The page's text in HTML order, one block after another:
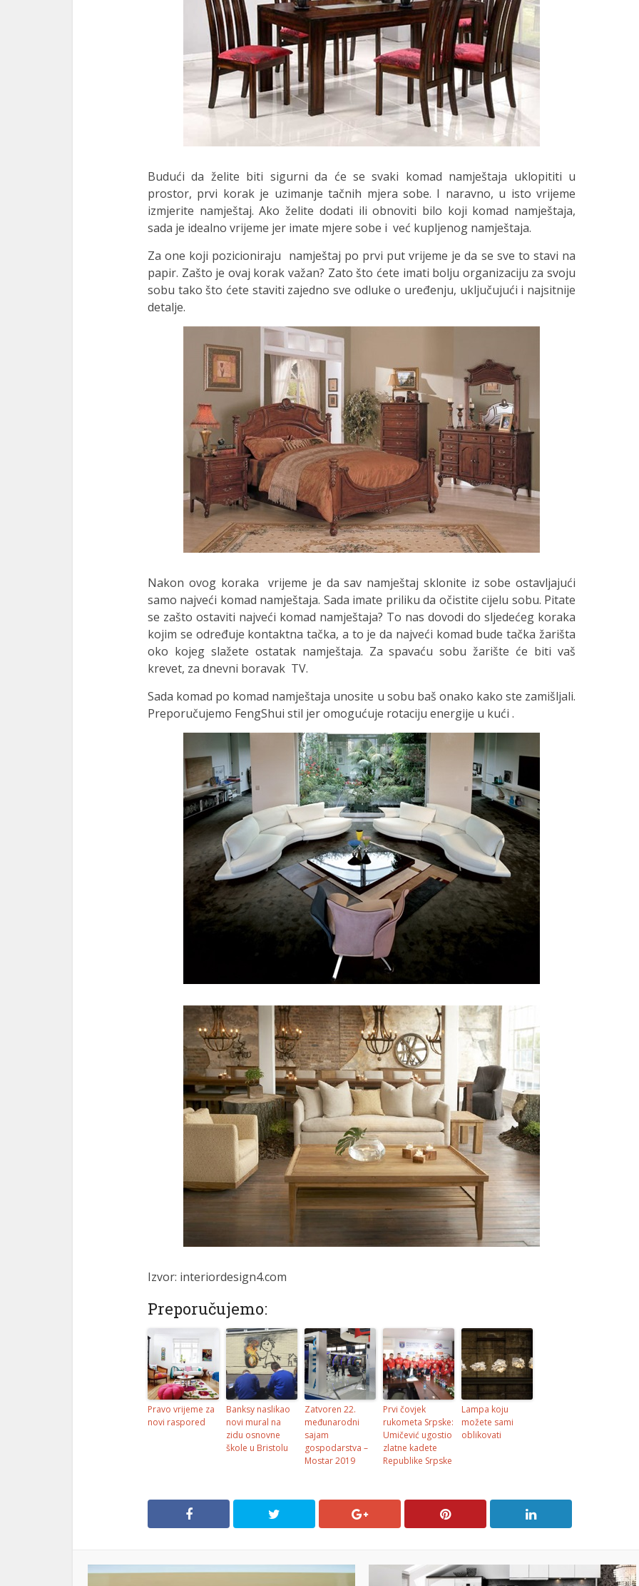
Budući da želite biti sigurni da će se svaki komad namještaja uklopititi u
prostor, prvi korak je uzimanje tačnih mjera sobe. I naravno, u isto vrijeme
izmjerite namještaj. Ako želite dodati ili obnoviti bilo koji komad namještaja,
sada je idealno vrijeme jer imate mjere sobe i već kupljenog namještaja.
Za one koji pozicioniraju ​​namještaj po prvi put vrijeme je da se sve to stavi na
papir. Zašto je ovaj korak važan? Zato što ćete imati bolju organizaciju za svoju
sobu tako što ćete staviti zajedno sve odluke o uređenju, uključujući i najsitnije
detalje.
Nakon ovog koraka vrijeme je da sav namještaj sklonite iz sobe ostavljajući
samo najveći komad namještaja. Sada imate priliku da očistite cijelu sobu. Pitate
se zašto ostaviti najveći komad namještaja? To nas dovodi do sljedećeg koraka
kojim se određuje kontaktna tačka, a to je da najveći komad bude tačka žarišta
oko kojeg slažete ostatak namještaja. Za spavaću sobu žarište će biti vaš
krevet, za dnevni boravak TV.
Sada komad po komad namještaja unosite u sobu baš onako kako ste zamišljali.
Preporučujemo FengShui stil jer omogućuje rotaciju energije u kući .
Izvor: interiordesign4.com
Preporučujemo:
Pravo vrijeme za
novi raspored
Banksy naslikao
novi mural na
zidu osnovne
škole u Bristolu
Zatvoren 22.
međunarodni
sajam
gospodarstva –
Mostar 2019
Prvi čovjek
rukometa Srpske:
Umičević ugostio
zlatne kadete
Republike Srpske
Lampa koju
možete sami
oblikovati